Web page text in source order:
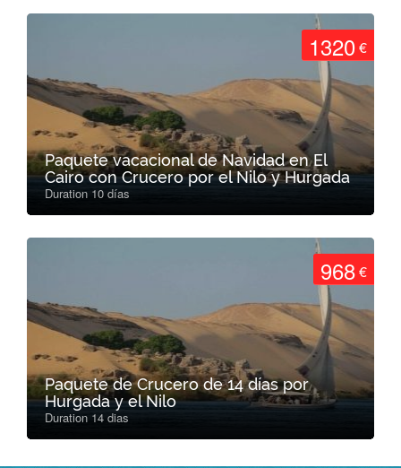
1320€
Paquete vacacional de Navidad en El
Cairo con Crucero por el Nilo y Hurgada
Duration 10 días
968€
Paquete de Crucero de 14 días por
Hurgada y el Nilo
Duration 14 dias